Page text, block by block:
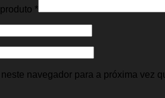
*
navegador para a próxima vez